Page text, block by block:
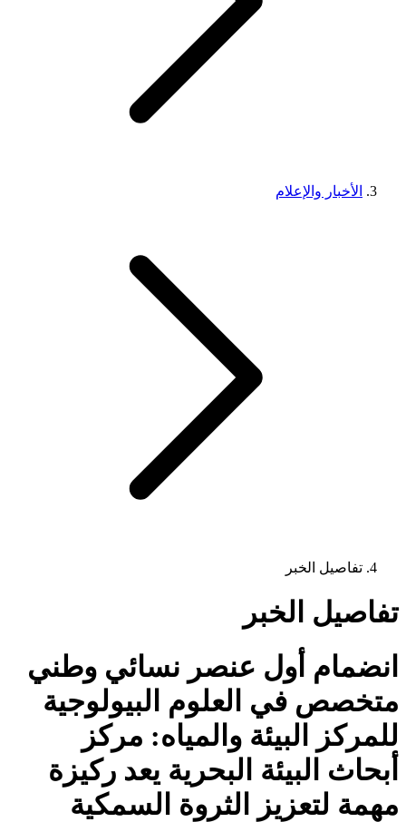
الأخبار والإعلام
تفاصيل الخبر
تفاصيل الخبر
انضمام أول عنصر نسائي وطني
متخصص في العلوم البيولوجية
للمركز البيئة والمياه: مركز
أبحاث البيئة البحرية يعد ركيزة
مهمة لتعزيز الثروة السمكية